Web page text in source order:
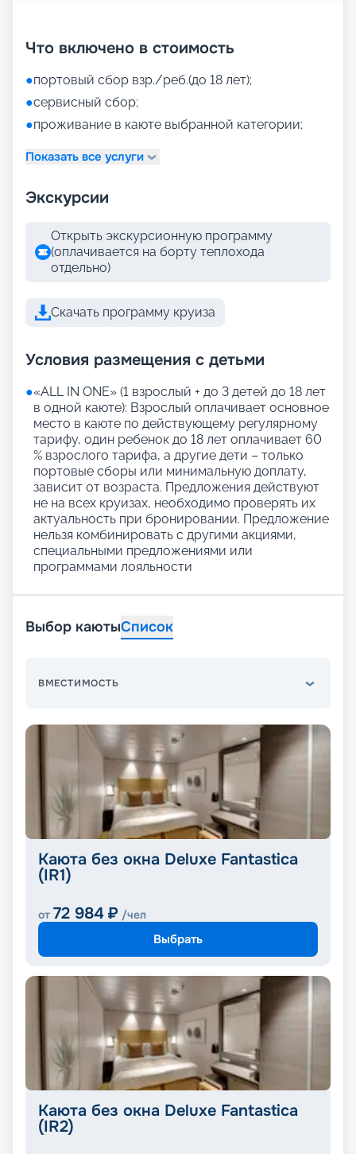
Что включено в стоимость
●портовый сбор взр./реб.(до 18 лет);
●сервисный сбор;
●проживание в каюте выбранной категории;
Показать все услуги
Экскурсии
Открыть экскурсионную программу
(оплачивается на борту теплохода
отдельно)
Скачать программу круиза
Условия размещения с детьми
●«АLL IN ONE» (1 взрослый + до 3 детей до 18 лет
в одной каюте): Взрослый оплачивает основное
место в каюте по действующему регулярному
тарифу, один ребенок до 18 лет оплачивает 60
% взрослого тарифа, а другие дети – только
портовые сборы или минимальную доплату,
зависит от возраста. Предложения действуют
не на всех круизах, необходимо проверять их
актуальность при бронировании. Предложение
нельзя комбинировать с другими акциями,
специальными предложениями или
программами лояльности
Выбор каютыСписок
ВМЕСТИМОСТЬ
Каюта без окна Deluxe Fantastica
(IR1)
от 72 984 ₽ /чел
Выбрать
Каюта без окна Deluxe Fantastica
(IR2)